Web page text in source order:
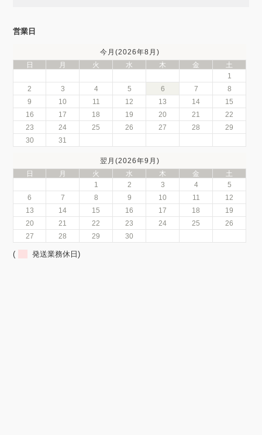
営業日
今月(2026年8月)
日
月 火 水 木 金
土
1
2
3 4 5 6 7
8
9
10 11 12 13 14
15
16
17 18 19 20 21
22
23
24 25 26 27 28
29
30
31
翌月(2026年9月)
日
月 火 水 木 金
土
1
2 3 4
5
6
7 8 9 10 11
12
13
14 15 16 17 18
19
20
21 22 23 24 25
26
27
28 29 30
( 発送業務休日)